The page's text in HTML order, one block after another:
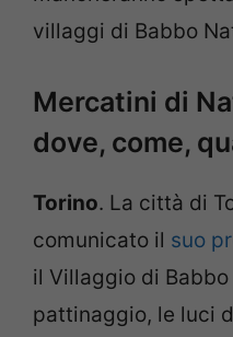
villaggi di Babbo
Mercatini di
dove, come,
Torino. La città di
comunicato il suo
il Villaggio di
pattinaggio, le luci